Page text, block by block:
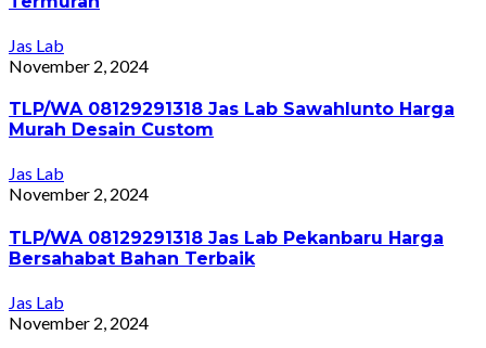
Jas Lab
November 2, 2024
TLP/WA 08129291318 Jas Lab Sawahlunto Harga
Murah Desain Custom
Jas Lab
November 2, 2024
TLP/WA 08129291318 Jas Lab Pekanbaru Harga
Bersahabat Bahan Terbaik
Jas Lab
November 2, 2024